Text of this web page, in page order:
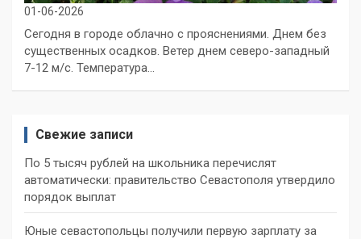
01-06-2026
Сегодня в городе облачно с прояснениями. Днем без
существенных осадков. Ветер днем северо-западный
7-12 м/с. Температура…
Свежие записи
По 5 тысяч рублей на школьника перечислят
автоматически: правительство Севастополя утвердило
порядок выплат
Юные севастопольцы получили первую зарплату за